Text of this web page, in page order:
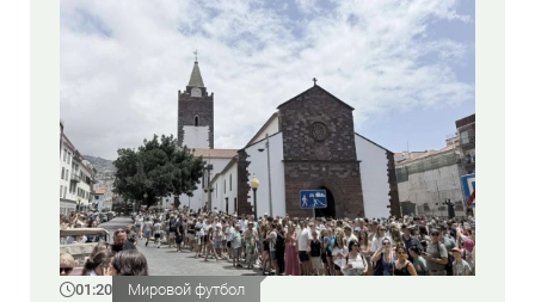
01:20 Мировой футбол